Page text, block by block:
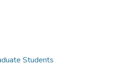
Students